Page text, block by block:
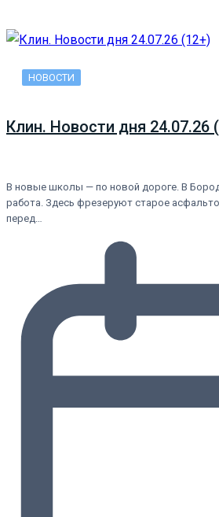
НОВОСТИ
Клин. Новости дня 24.07.26
В новые школы — по новой дороге. В
работа. Здесь фрезеруют старое
перед…